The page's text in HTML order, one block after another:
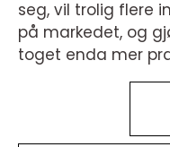
seg, vil trolig flere
på markedet, og
toget enda mer